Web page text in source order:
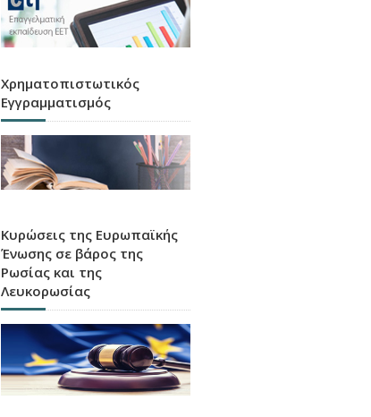
Χρηματοπιστωτικός
Εγγραμματισμός
Κυρώσεις της Ευρωπαϊκής
Ένωσης σε βάρος της
Ρωσίας και της
Λευκορωσίας